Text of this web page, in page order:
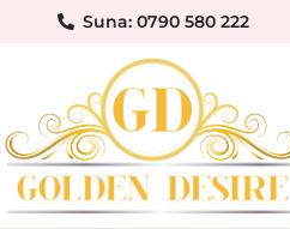
Suna: 0790 580 222